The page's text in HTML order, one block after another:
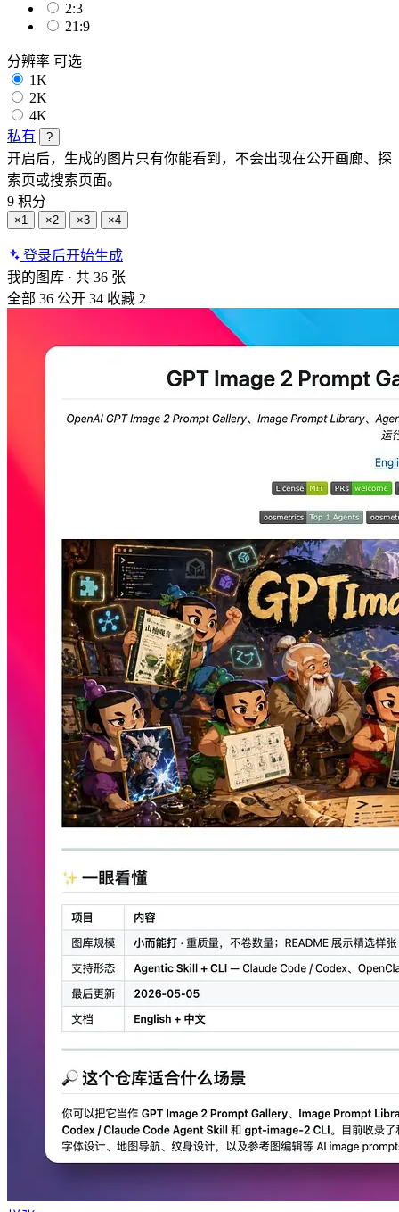
2:3
21:9
分辨率 可选
1K
2K
4K
私有
?
开启后，生成的图片只有你能看到，不会出现在公开画廊、探
索页或搜索页面。
9 积分
×1 ×2 ×3 ×4
登录后开始生成
我的图库 · 共 36 张
全部 36 公开 34 收藏 2